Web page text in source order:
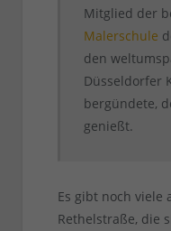
Mitglied der
Malerschule
den
Düsseldorfer
bergündete,
genießt.
Es gibt noch viele
Rethelstraße, die